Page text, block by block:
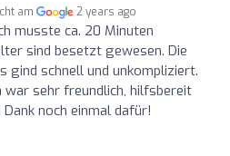
am 2 years ago
musste ca. 20 Minuten
sind besetzt gewesen. Die
gind schnell und unkompliziert.
war sehr freundlich, hilfsbereit
noch einmal dafür!